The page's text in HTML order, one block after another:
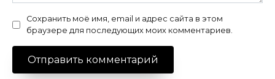
Сохранить моё имя, email и адрес сайта в этом
браузере для последующих моих комментариев.